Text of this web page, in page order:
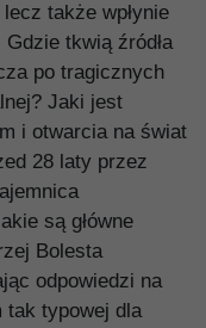
także wpłynie
tkwią źródła
po tragicznych
Jaki jest
i otwarcia na świat
28 laty przez
są główne
Bolesta
odpowiedzi na
tak typowej dla